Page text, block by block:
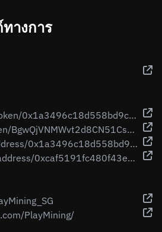
างการ
https://etherscan.io/token/0x1a3496c18d558bd9c6c8f609e1b129f67ab08163
https://solscan.io/token/BgwQjVNMWvt2d8CN51CsbniwRWyZ9H9HfHkEsvikeVuZ
https://ethplorer.io/address/0x1a3496c18d558bd9c6c8f609e1b129f67ab08163
https://bscscan.com/address/0xcaf5191fc480f43e4df80106c7695eca56e48b18
PlayMining/